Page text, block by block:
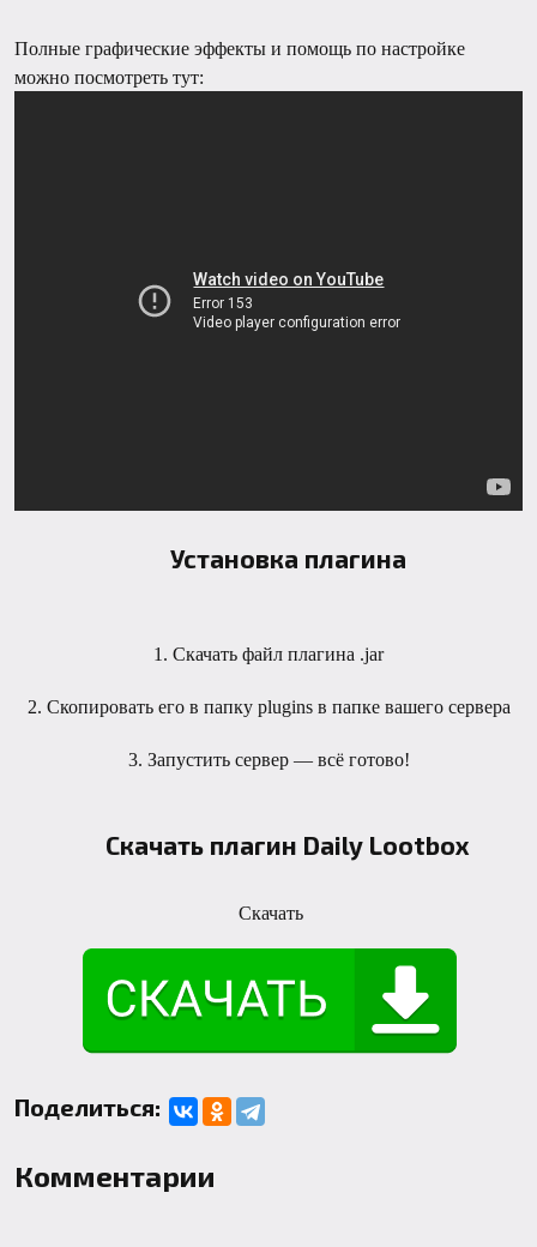
Полные графические эффекты и помощь по настройке
можно посмотреть тут:
Установка плагина
1. Скачать файл плагина .jar
2. Скопировать его в папку plugins в папке вашего сервера
3. Запустить сервер — всё готово!
Скачать плагин Daily Lootbox
Скачать
Поделиться:
Комментарии